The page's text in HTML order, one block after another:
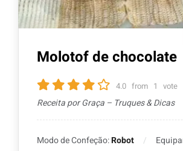
Molotof de chocolate
4.0 from 1 vote
Receita por Graça – Truques & Dicas
Modo de Confeção:Robot